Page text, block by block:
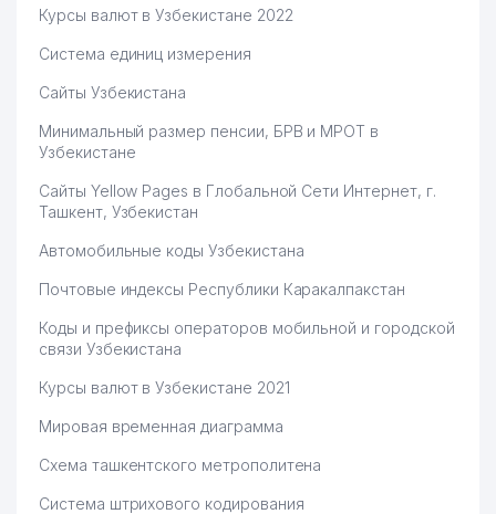
67 MAKSIMA PLYUS ООО
68
POLYGRAPHIC TECHNOLOGY
70 DYAZ KOMMUNAL LYUKS ТЧСЖ
BUSINESS EXPLORER СП 279 м
72 DOG GROOM ЧП
73 COTTON ROAD СП ООО 293 м
74
GULHUMOR SERVIS
KOMMUNAL ТЧСЖ
294 м
75 ИТАЛХИТ ГРУП ООО
76 SHAKS MEDIA ООО
Курсы валют в Узбекистане 2022
Система единиц измерения
Сайты Узбекистана
Минимальный размер пенсии, БРВ и МРОТ в
Узбекистане
Сайты Yellow Pages в Глобальной Сети Интернет, г.
Ташкент, Узбекистан
Автомобильные коды Узбекистана
Почтовые индексы Республики Каракалпакстан
Коды и префиксы операторов мобильной и городской
связи Узбекистана
Курсы валют в Узбекистане 2021
Мировая временная диаграмма
Схема ташкентского метрополитена
Система штрихового кодирования